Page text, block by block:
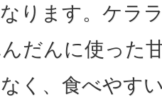
ります。ケラ
だんに使った
く、食べやす